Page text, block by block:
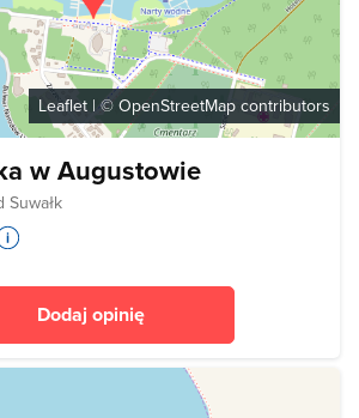
Leaflet | © OpenStreetMap contributors
w Augustowie
Suwałk
Dodaj opinię